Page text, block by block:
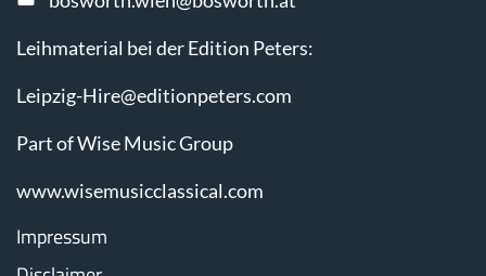
Leihmaterial bei der Edition Peters:
Leipzig-Hire@editionpeters.com
Part of Wise Music Group
www.wisemusicclassical.com
Impressum